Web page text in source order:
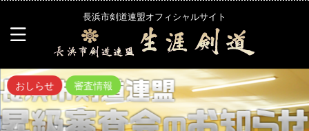
長浜市剣道連盟オフィシャルサイト
おしらせ 審査情報